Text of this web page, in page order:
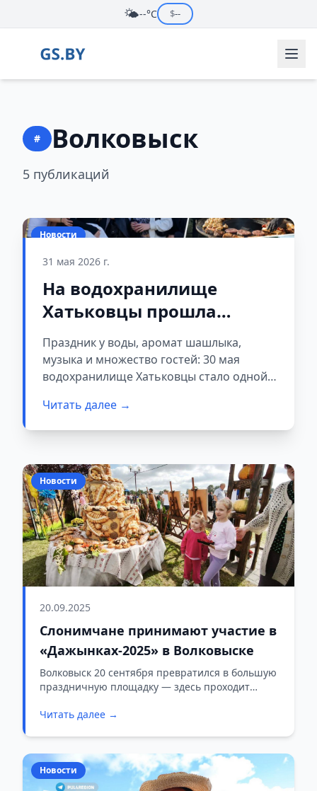
🌤️--°C $--
# Волковыск
5 публикаций
Новости
31 мая 2026 г.
На водохранилище
Хатьковцы прошла
«ПРОЖАРКА по-
Волковысски»
Праздник у воды, аромат шашлыка,
музыка и множество гостей: 30 мая
водохранилище Хатьковцы стало одной
Волковысского района. Здесь состоялся
фестиваль «ПРОЖАРКА по-Волковысски»,
Читать далее →
Новости
20.09.2025
Слонимчане принимают участие в
«Дажынках-2025» в Волковыске
Волковыск 20 сентября превратился в большую
праздничную площадку — здесь проходит
Центр города наполнен музыкой, яркими
Читать далее →
Новости